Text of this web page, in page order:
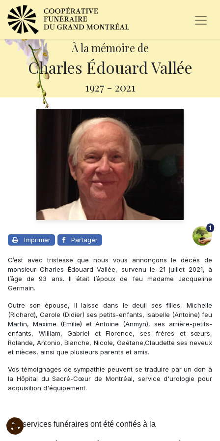
À la mémoire de
Charles Édouard Vallée
1927 - 2021
Imprimer Partager
1
C’est avec tristesse que nous vous annonçons le décès de
monsieur Charles Édouard Vallée, survenu le 21 juillet 2021, à
l’âge de 93 ans. Il était l’époux de feu madame Jacqueline
Germain.
Outre son épouse, Il laisse dans le deuil ses filles, Michelle
(Richard), Carole (Didier) ses petits-enfants, Isabelle (Antoine) feu
Martin, Maxime (Émilie) et Antoine (Anmyn), ses arrière-petits-
enfants, William, Gabriel et Florence, ses frères et sœurs,
Rolande, Antonio, Blanche, Nicole, Gaétane,Claudette ses neveux
et nièces, ainsi que plusieurs parents et amis.
Vos témoignages de sympathie peuvent se traduire par un don à
la Hôpital du Sacré-Cœur de Montréal, service d'urologie pour
acquisition d'équipement.
Les services funéraires ont été confiés à la